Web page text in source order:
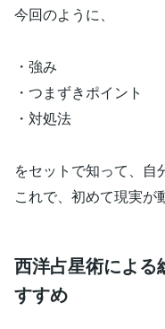
今回のように、
・強み
・つまずきポイント
・対処法
をセットで知って、自
これで、初めて現実が
西洋占星術による
すすめ